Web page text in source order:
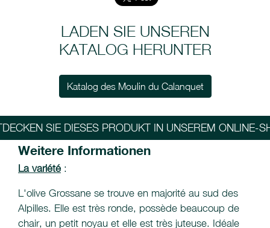
LADEN SIE UNSEREN
KATALOG HERUNTER
Katalog des Moulin du Calanquet
SIE DIESES PRODUKT IN UNSEREM ONLINE-
Weitere Informationen
La variété :
L'olive Grossane se trouve en majorité au sud des
Alpilles. Elle est très ronde, possède beaucoup de
chair, un petit noyau et elle est très juteuse. Idéale